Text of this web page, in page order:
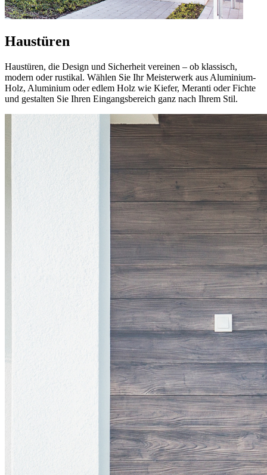
Haustüren
Haustüren, die Design und Sicherheit vereinen – ob klassisch,
modern oder rustikal. Wählen Sie Ihr Meisterwerk aus Aluminium-
Holz, Aluminium oder edlem Holz wie Kiefer, Meranti oder Fichte
und gestalten Sie Ihren Eingangsbereich ganz nach Ihrem Stil.